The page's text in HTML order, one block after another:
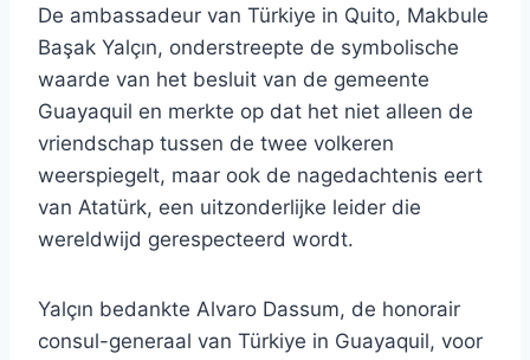
De ambassadeur van Türkiye in Quito, Makbule
Başak Yalçın, onderstreepte de symbolische
waarde van het besluit van de gemeente
Guayaquil en merkte op dat het niet alleen de
vriendschap tussen de twee volkeren
weerspiegelt, maar ook de nagedachtenis eert
van Atatürk, een uitzonderlijke leider die
wereldwijd gerespecteerd wordt.
Yalçın bedankte Alvaro Dassum, de honorair
consul-generaal van Türkiye in Guayaquil, voor